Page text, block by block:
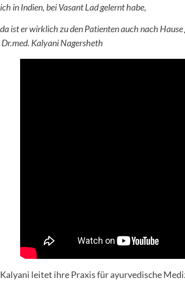
ich in Indien, bei Vasant Lad gelernt habe,
da ist er wirklich zu den Patienten auch nach Hause
Dr.med. Kalyani Nagersheth
Kalyani leitet ihre Praxis für ayurvedische